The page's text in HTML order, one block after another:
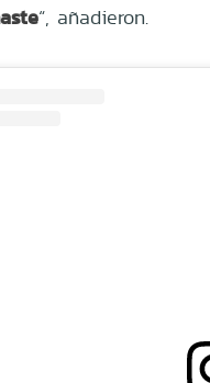
“, añadieron.